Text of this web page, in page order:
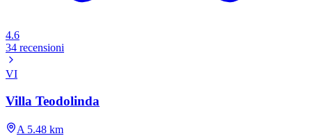
4.6
34 recensioni
VI
Villa Teodolinda
A 5.48 km